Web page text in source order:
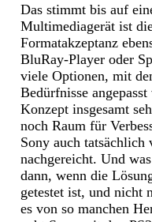
Das stimmt bis auf
Multimediagerät ist
Formatakzeptanz
BluRay-Player oder
viele Optionen, mit
Bedürfnisse
Konzept insgesamt
noch Raum für
Sony auch
nachgereicht. Und
dann, wenn die
getestet ist, und nicht
es von so manchen